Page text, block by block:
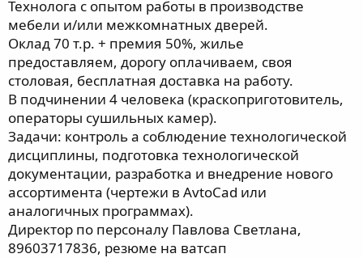
Технолога с опытом работы в производстве
мебели и/или межкомнатных дверей.
Оклад 70 т.р. + премия 50%, жилье
предоставляем, дорогу оплачиваем, своя
столовая, бесплатная доставка на работу.
В подчинении 4 человека (краскоприготовитель,
операторы сушильных камер).
Задачи: контроль а соблюдение технологической
дисциплины, подготовка технологической
документации, разработка и внедрение нового
ассортимента (чертежи в АvtoCad или
аналогичных программах).
Директор по персоналу Павлова Светлана,
89603717836, резюме на ватсап